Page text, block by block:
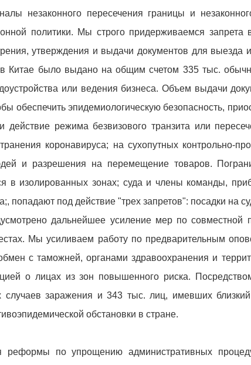
незаконного пересечения границы и
политики. Мы строго придерживаемся
утверждения и выдачи документов для выезда
Китае было выдано на общим счетом 335 тыс.
или ведения бизнеса. Объем выдачи
обеспечить эпидемиологическую безопасность,
действие режима безвизового транзита или
коронавируса; на сухопутных контрольно-
и разрешения на перемещение товаров.
в изолированных зонах; суда и члены команды,
попадают под действие "трех запретов": посадки на
дальнейшее усиление мер по
Мы усиливаем работу по предварительным
с таможней, органами здравоохранения и
о лицах из зон повышенного риска.
заражения и 343 тыс. лиц, имевших
обстановки в стране.
реформы по упрощению административных